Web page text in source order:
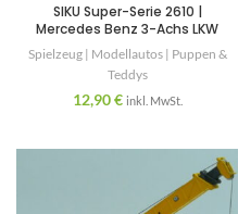
SIKU Super-Serie 2610 |
Mercedes Benz 3-Achs LKW
Spielzeug | Modellautos | Puppen &
Teddys
12,90€ inkl. MwSt.